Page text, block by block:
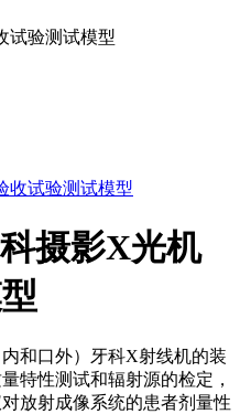
试验测试模型
摄影X光机
和口外）牙科X射线机的装
特性测试和辐射源的检定，
放射成像系统的患者剂量性